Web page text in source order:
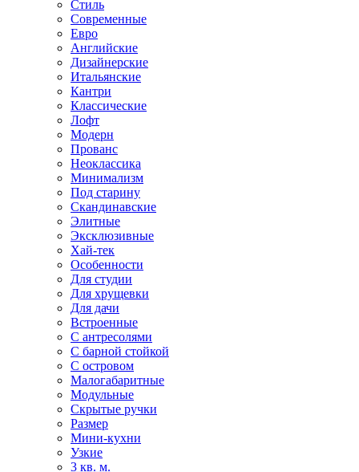
Стиль
Современные
Евро
Английские
Дизайнерские
Итальянские
Кантри
Классические
Лофт
Модерн
Прованс
Неоклассика
Минимализм
Под старину
Скандинавские
Элитные
Эксклюзивные
Хай-тек
Особенности
Для студии
Для хрущевки
Для дачи
Встроенные
С антресолями
С барной стойкой
С островом
Малогабаритные
Модульные
Скрытые ручки
Размер
Мини-кухни
Узкие
3 кв. м.